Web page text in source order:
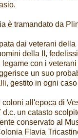
è tramandato da
dai veterani della
della II,
con i
un suo
gestito in ogni
all'epoca di
un catasto
conservato al
Flavia